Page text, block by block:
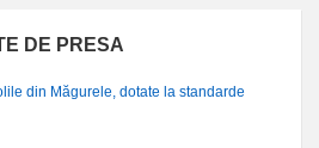
DE PRESA
din Măgurele, dotate la standarde